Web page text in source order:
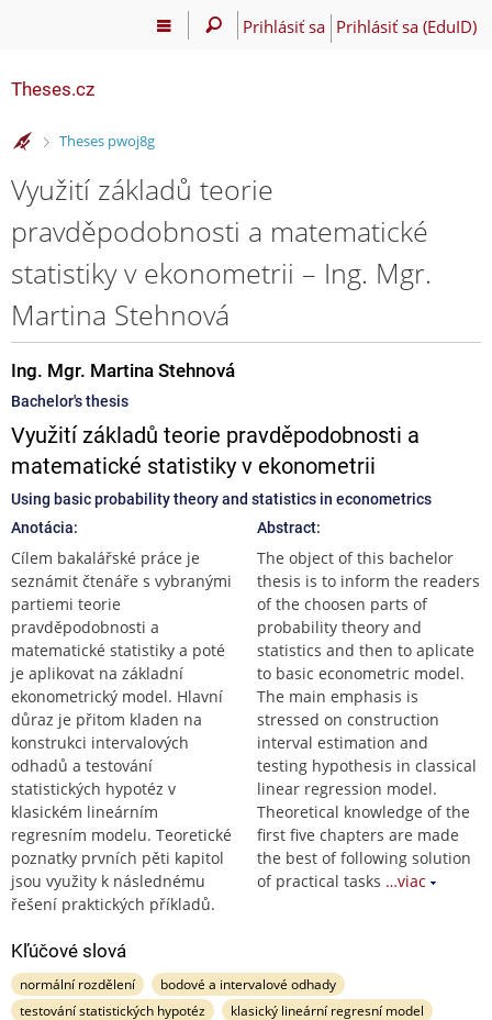
Prihlásiť sa Prihlásiť sa (EduID)
Theses.cz
>
Theses pwoj8g
Využití základů teorie
pravděpodobnosti a matematické
statistiky v ekonometrii – Ing. Mgr.
Martina Stehnová
Ing. Mgr. Martina Stehnová
Bachelor's thesis
Využití základů teorie pravděpodobnosti a
matematické statistiky v ekonometrii
Using basic probability theory and statistics in econometrics
Anotácia:
Cílem bakalářské práce je
seznámit čtenáře s vybranými
partiemi teorie
pravděpodobnosti a
matematické statistiky a poté
je aplikovat na základní
ekonometrický model. Hlavní
důraz je přitom kladen na
konstrukci intervalových
odhadů a testování
statistických hypotéz v
klasickém lineárním
regresním modelu. Teoretické
poznatky prvních pěti kapitol
jsou využity k následnému
řešení praktických příkladů.
Abstract:
The object of this bachelor
thesis is to inform the readers
of the choosen parts of
probability theory and
statistics and then to aplicate
to basic econometric model.
The main emphasis is
stressed on construction
interval estimation and
testing hypothesis in classical
linear regression model.
Theoretical knowledge of the
first five chapters are made
the best of following solution
of practical tasks …viac
Kľúčové slová
normální rozdělení
bodové a intervalové odhady
testování statistických hypotéz
klasický lineární regresní model